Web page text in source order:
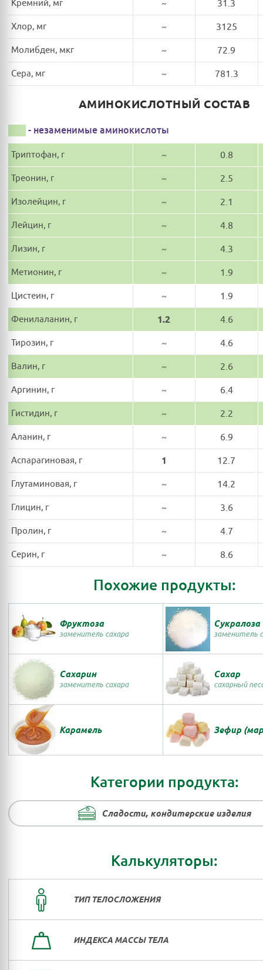
Кремний, мг ~ 31.3
Хлор, мг ~ 3125
Молибден, мкг ~ 72.9
Сера, мг ~ 781.3
АМИНОКИСЛОТНЫЙ СОСТАВ
- незаменимые аминокислоты
Триптофан, г ~ 0.8
Треонин, г ~ 2.5
Изолейцин, г ~ 2.1
Лейцин, г ~ 4.8
Лизин, г ~ 4.3
Метионин, г ~ 1.9
Цистеин, г ~ 1.9
Фенилаланин, г 1.2 4.6
Тирозин, г ~ 4.6
Валин, г ~ 2.6
Аргинин, г ~ 6.4
Гистидин, г ~ 2.2
Аланин, г ~ 6.9
Аспарагиновая, г 1 12.7
Глутаминовая, г ~ 14.2
Глицин, г ~ 3.6
Пролин, г ~ 4.7
Серин, г ~ 8.6
Похожие продукты:
Фруктоза
заменитель сахара
Сукралоза
заменитель
Сахарин
заменитель сахара
Сахар
сахарный
Карамель Зефир
Категории продукта:
Сладости, кондитерские изделия
Калькуляторы:
ТИП ТЕЛОСЛОЖЕНИЯ
ИНДЕКСА МАССЫ ТЕЛА